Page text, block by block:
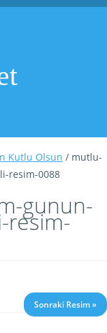
Kutlu Olsun / mutlu-
resim-0088
gunun-
resim-
Sonraki Resim »